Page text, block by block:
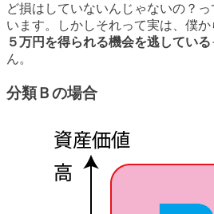
ど損はしていないんじゃないの？
います。しかしそれって実は、僕か
５万円を得られる機会を逃している
ん。
分類Ｂの場合